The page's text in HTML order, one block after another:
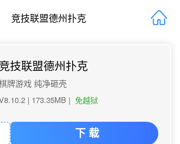
竞技联盟德州扑克
竞技联盟德州扑克
牌游戏 纯净砸壳
| 173.35MB | 免越狱
下 载